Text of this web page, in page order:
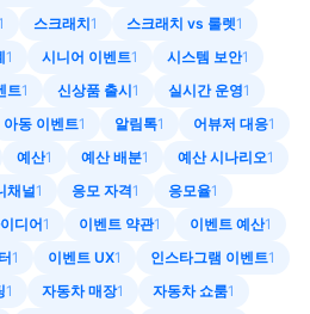
스크래치1 스크래치 vs 룰렛1
1 시니어 이벤트1 시스템 보안1
트1 신상품 출시1 실시간 운영1
아동 이벤트1 알림톡1 어뷰저 대응1
예산1 예산 배분1 예산 시나리오1
채널1 응모 자격1 응모율1
디어1 이벤트 약관1 이벤트 예산1
1 이벤트 UX1 인스타그램 이벤트1
1 자동차 매장1 자동차 쇼룸1